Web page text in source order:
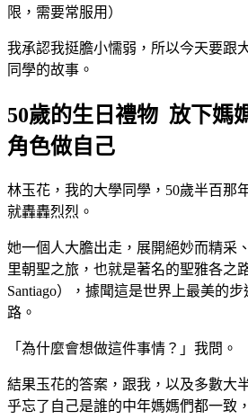
限，需要常服用）
我承認我挺膽小懦弱，所以今天要跟
同學的故事。
50歲的生日禮物 放下媽
角色做自己
林玉花，我的大學同學，50歲半百那
就轟轟烈烈。
她一個人大膽出走，展開絕妙而精采
里朝聖之旅，也就是著名的聖雅各之
Santiago），據聞這是世界上最美的
路。
「為什麼會想做這件事情？」我問。
結果玉花的答案，跟我，以及多數大
乎忘了自己是誰的中年媽媽們都一致